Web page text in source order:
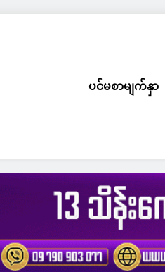
ပင်မစာမျက်နှာ